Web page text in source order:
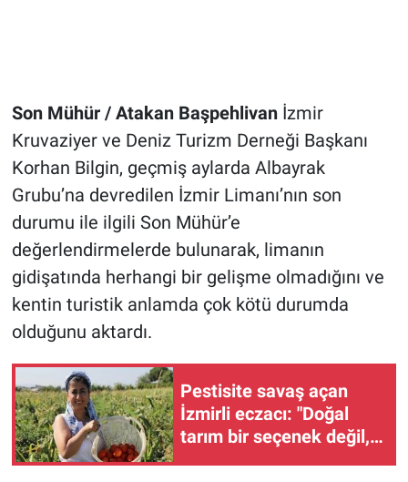
Son Mühür / Atakan Başpehlivan İzmir
Kruvaziyer ve Deniz Turizm Derneği Başkanı
Korhan Bilgin, geçmiş aylarda Albayrak
Grubu’na devredilen İzmir Limanı’nın son
durumu ile ilgili Son Mühür’e
değerlendirmelerde bulunarak, limanın
gidişatında herhangi bir gelişme olmadığını ve
kentin turistik anlamda çok kötü durumda
olduğunu aktardı.
Pestisite savaş açan
İzmirli eczacı: "Doğal
tarım bir seçenek değil,